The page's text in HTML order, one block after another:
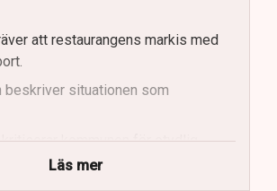
att restaurangens markis med
beskriver situationen som
kommunen för otydlig
Läs mer